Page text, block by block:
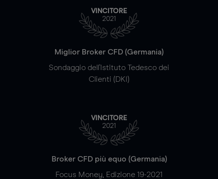
VINCITORE
2021
Miglior Broker CFD (Germania)
Sondaggio dell'Istituto Tedesco dei
Clienti (DKI)
VINCITORE
2021
Broker CFD più equo (Germania)
Focus Money, Edizione 19-2021